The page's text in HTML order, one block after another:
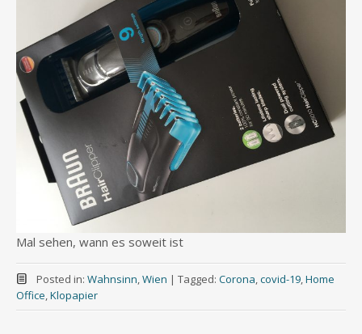
Mal sehen, wann es soweit ist
Posted in: Wahnsinn,Wien | Tagged: Corona,covid-19,Home
Office,Klopapier